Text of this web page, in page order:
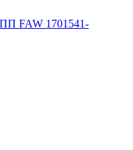
FAW 1701541-